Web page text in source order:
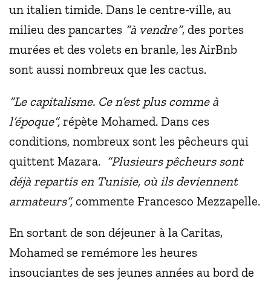
un italien timide. Dans le centre-ville, au
milieu des pancartes “à vendre”, des portes
murées et des volets en branle, les AirBnb
sont aussi nombreux que les cactus.
“Le capitalisme. Ce n’est plus comme à
l’époque”, répète Mohamed. Dans ces
conditions, nombreux sont les pêcheurs qui
quittent Mazara. “Plusieurs pêcheurs sont
déjà repartis en Tunisie, où ils deviennent
armateurs”, commente Francesco Mezzapelle.
En sortant de son déjeuner à la Caritas,
Mohamed se remémore les heures
insouciantes de ses jeunes années au bord de